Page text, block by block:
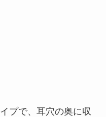
プで、耳穴の奥に収